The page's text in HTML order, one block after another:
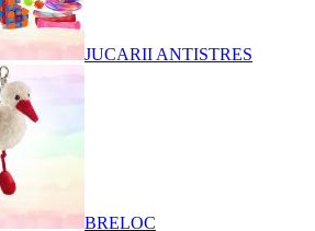
JUCARII ANTISTRES
BRELOC